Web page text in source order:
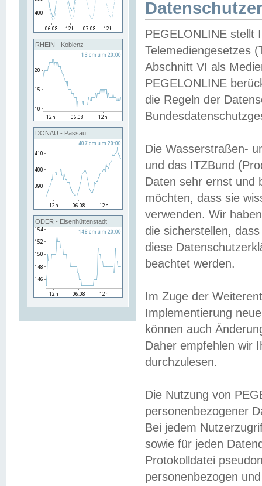
RHEIN - Koblenz
DONAU - Passau
ODER - Eisenhüttenstadt
PEGELONLINE stellt
Telemediengesetzes
Abschnitt VI als
PEGELONLINE
die Regeln der
Die Wasserstraßen-
und das ITZBund
Daten sehr ernst und
möchten, dass sie
verwenden. Wir
die sicherstellen,
diese
beachtet werden.
Im Zuge der
Implementierung
können auch
Daher empfehlen wir
durchzulesen.
Die Nutzung von
personenbezogener
Bei jedem
sowie für jeden
Protokolldatei
personenbezogen